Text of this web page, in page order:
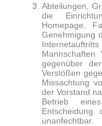
Abteilungen,
die
Homepage,
Genehmigung
Mannschaften
gegenüber
Verstößen
Missachtung
der Vorstand
Betrieb
Entscheidung
unanfechtbar.